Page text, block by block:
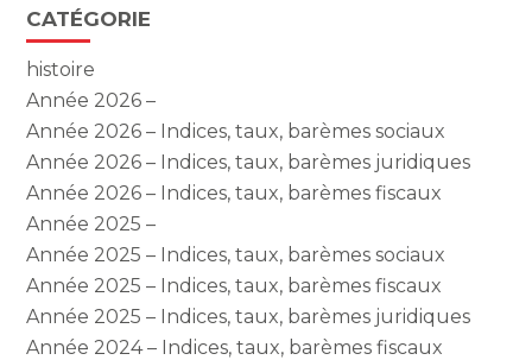
CATÉGORIE
histoire
Année 2026 –
Année 2026 – Indices, taux, barèmes sociaux
Année 2026 – Indices, taux, barèmes juridiques
Année 2026 – Indices, taux, barèmes fiscaux
Année 2025 –
Année 2025 – Indices, taux, barèmes sociaux
Année 2025 – Indices, taux, barèmes fiscaux
Année 2025 – Indices, taux, barèmes juridiques
Année 2024 – Indices, taux, barèmes fiscaux